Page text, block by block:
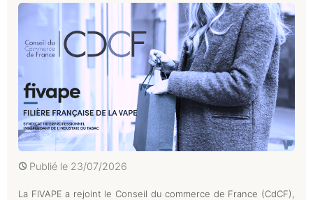
Publié le 23/07/2026
La FIVAPE a rejoint le Conseil du commerce de France (CdCF),